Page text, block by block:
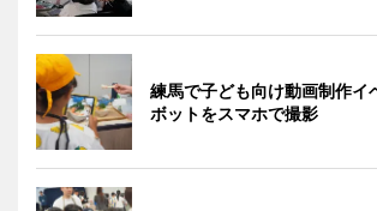
練馬で子ども向け動画制作
ボットをスマホで撮影